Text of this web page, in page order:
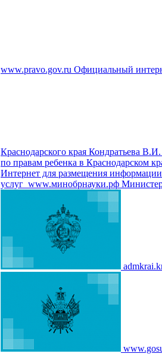
www.pravo.gov.ru Официальный
Краснодарского края Кондратьева В.И.
по правам ребенка в Краснодарском
Интернет для размещения информации
услуг www.минобрнауки.рф